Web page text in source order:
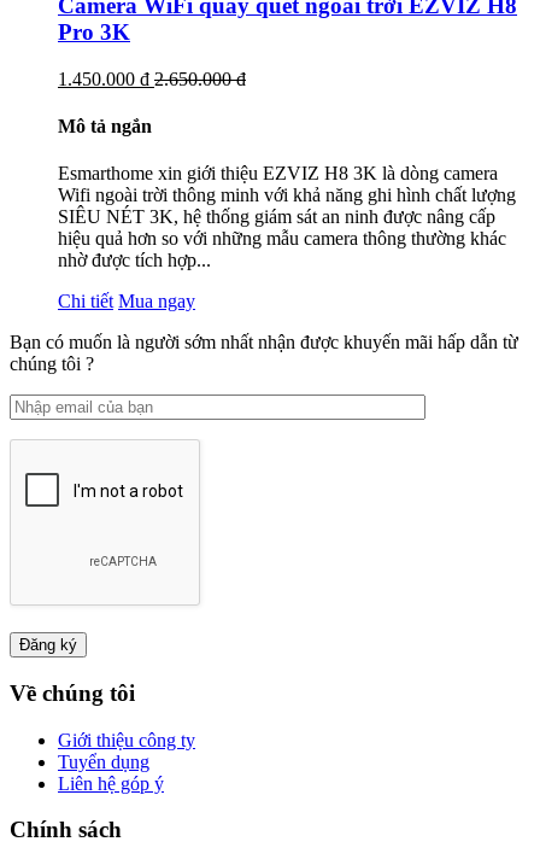
Camera WiFi quay quét ngoài trời EZVIZ H8
Pro 3K
1.450.000 đ 2.650.000 đ
Mô tả ngắn
Esmarthome xin giới thiệu EZVIZ H8 3K là dòng camera
Wifi ngoài trời thông minh với khả năng ghi hình chất lượng
SIÊU NÉT 3K, hệ thống giám sát an ninh được nâng cấp
hiệu quả hơn so với những mẫu camera thông thường khác
nhờ được tích hợp...
Chi tiết Mua ngay
Bạn có muốn là người sớm nhất nhận được khuyến mãi hấp dẫn từ
chúng tôi ?
Về chúng tôi
Giới thiệu công ty
Tuyển dụng
Liên hệ góp ý
Chính sách